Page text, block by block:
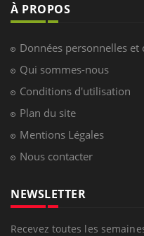
À PROPOS
Données personnelles et
Qui sommes-nous
Conditions d'utilisation
Plan du site
Mentions Légales
Nous contacter
NEWSLETTER
Recevez toutes les